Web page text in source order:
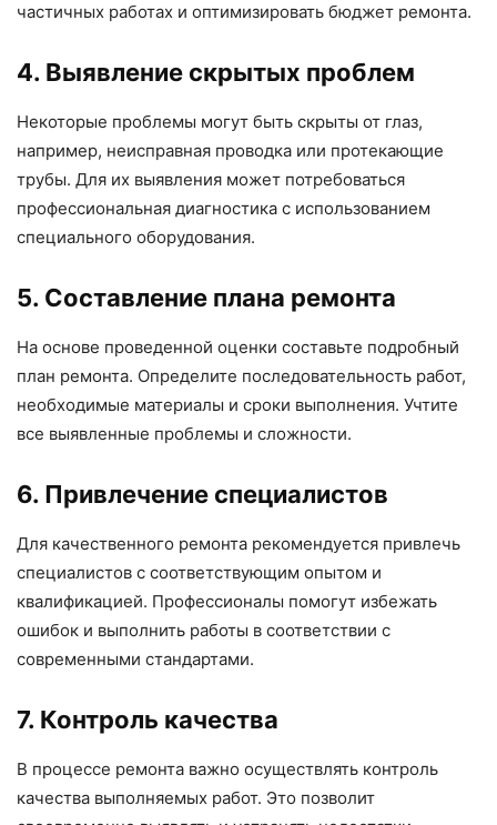
частичных работах и оптимизировать бюджет ремонта.
4. Выявление скрытых проблем
Некоторые проблемы могут быть скрыты от глаз,
например, неисправная проводка или протекающие
трубы. Для их выявления может потребоваться
профессиональная диагностика с использованием
специального оборудования.
5. Составление плана ремонта
На основе проведенной оценки составьте подробный
план ремонта. Определите последовательность работ,
необходимые материалы и сроки выполнения. Учтите
все выявленные проблемы и сложности.
6. Привлечение специалистов
Для качественного ремонта рекомендуется привлечь
специалистов с соответствующим опытом и
квалификацией. Профессионалы помогут избежать
ошибок и выполнить работы в соответствии с
современными стандартами.
7. Контроль качества
В процессе ремонта важно осуществлять контроль
качества выполняемых работ. Это позволит